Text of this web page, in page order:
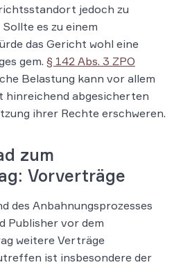
jedoch zu
es zu einem
das Gericht wohl eine
gem. § 142 Abs. 3 ZPO
Belastung kann vor allem
hinreichend abgesicherten
ihrer Rechte erschweren.
zum
Vorverträge
des Anbahnungsprozesses
Publisher vor dem
weitere Verträge
ist insbesondere der